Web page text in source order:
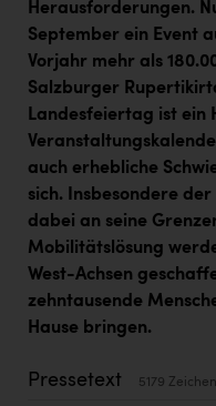
Karin Liedl
KEBA
KIWI Kinderwunsch
KLIPP Frisör
Kleider Bauer
Kremsmüller
Oldtimer Raststationen
Österreichischer
Herausforderungen.
September ein Event
Vorjahr mehr als
Salzburger
Landesfeiertag ist ein
auch erhebliche
sich. Insbesondere
dabei an seine
Mobilitätslösung
West-Achsen
zehntausende
Hause bringen.
Pressetext 5179 Zeichen